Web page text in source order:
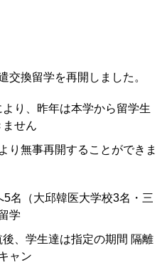
換留学を再開しました。
り、昨年は本学から留学生
せん
り無事再開することができま
名（大邱韓医大学校3名・三
学
、学生達は指定の期間 隔離
ャン